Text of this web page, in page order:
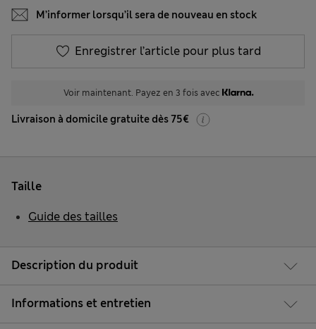
M’informer lorsqu’il sera de nouveau en stock
Enregistrer l’article pour plus tard
Voir maintenant. Payez en 3 fois avec
Livraison à domicile gratuite dès 75€
Description du produit
Informations et entretien
Taille
Guide des tailles